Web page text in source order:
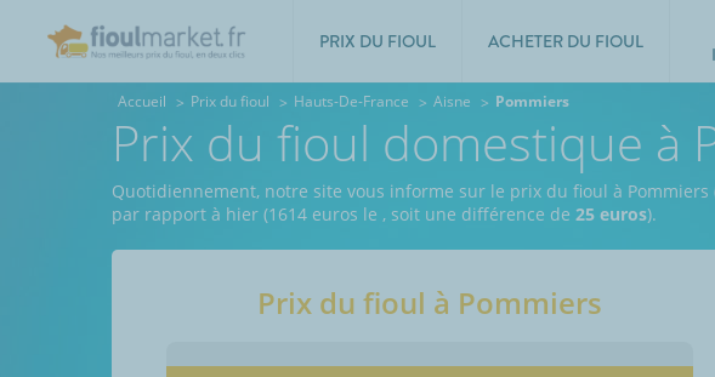
PRIX DU FIOUL ACHETER DU FIOUL
Accueil Prix du fioul Hauts-De-France Aisne Pommiers
Prix du fioul domestique à
Quotidiennement, notre site vous informe sur le prix du fioul à Pommiers
par rapport à hier (1614 euros le , soit une différence de 25 euros).
Prix du fioul à Pommiers